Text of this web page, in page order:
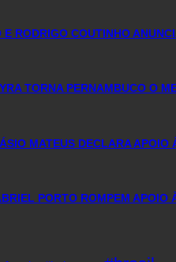
RODRIGO COUTINHO
TORNA PERNAMBUCO O
MATEUS DECLARA
PORTO ROMPEM